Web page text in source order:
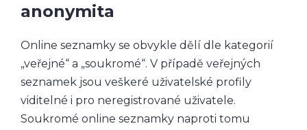
anonymita
Online seznamky se obvykle dělí dle kategorií
„veřejné“ a „soukromé“. V případě veřejných
seznamek jsou veškeré uživatelské profily
viditelné i pro neregistrované uživatele.
Soukromé online seznamky naproti tomu